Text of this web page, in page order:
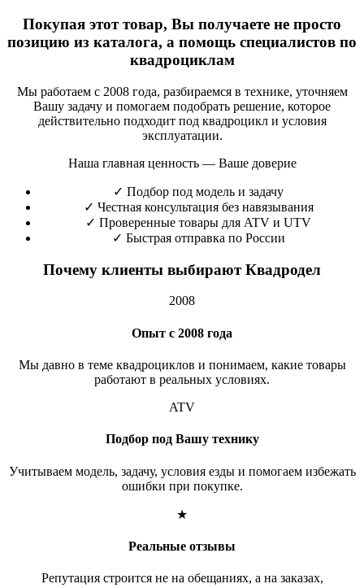
Покупая этот товар, Вы получаете не просто
позицию из каталога, а помощь специалистов по
квадроциклам
Мы работаем с 2008 года, разбираемся в технике, уточняем
Вашу задачу и помогаем подобрать решение, которое
действительно подходит под квадроцикл и условия
эксплуатации.
Наша главная ценность — Ваше доверие
✓ Подбор под модель и задачу
✓ Честная консультация без навязывания
✓ Проверенные товары для ATV и UTV
✓ Быстрая отправка по России
Почему клиенты выбирают Квадродел
2008
Опыт с 2008 года
Мы давно в теме квадроциклов и понимаем, какие товары
работают в реальных условиях.
ATV
Подбор под Вашу технику
Учитываем модель, задачу, условия езды и помогаем избежать
ошибки при покупке.
★
Реальные отзывы
Репутация строится не на обещаниях, а на заказах,